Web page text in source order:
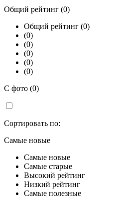
Общий рейтинг (0)
Общий рейтинг (0)
(0)
(0)
(0)
(0)
(0)
С фото (0)
Сортировать по:
Самые новые
Самые новые
Самые старые
Высокий рейтинг
Низкий рейтинг
Самые полезные